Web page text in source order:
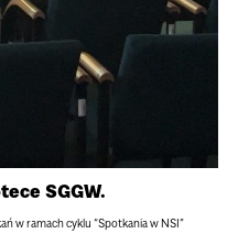
SGGW.
w ramach cyklu “Spotkania w NSI”